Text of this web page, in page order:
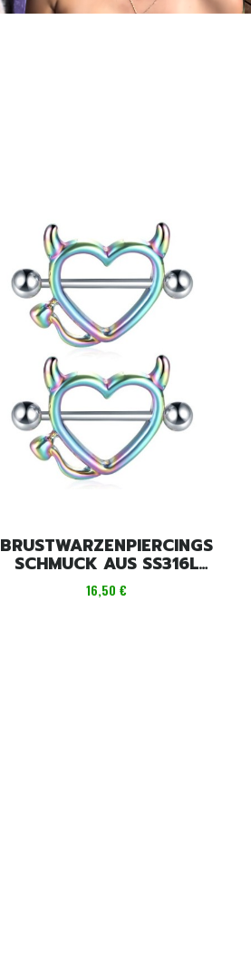
BRUSTWARZENPIERCINGS
SCHMUCK AUS SS316L
EDELSTAHL
Preis
16,50 €